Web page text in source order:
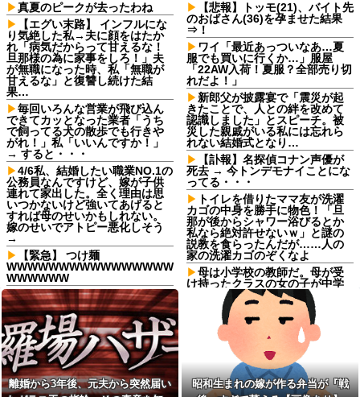
真夏のピークが去ったわね
【エグい末路】 インフルにな
り気絶した私→夫に顔をはたか
れ「病気だからって甘えるな！
旦那様の為に家事をしろ！」夫
が無職になった時、私「無職が
甘えるな」と復讐し続けた結
果…
毎回いろんな営業が飛び込ん
できてカッとなった業者「うち
で飼ってる犬の散歩でも行きや
がれ！」私「いいんですか！」
→ すると・・・
4/6私、結婚したい職業NO.1の
公務員なんですけど、嫁が子供
連れて家出した。全く理由は思
いつかないけど強いてあげると
すれば母のせいかもしれない。
嫁のせいでアトピー悪化しそう
→
【緊急】 つけ麺
WWWWWWWWWWWWWWWW
WWWWWW
「2年間、たぶん1日4回は握っ
てた」ラスベガスで買った3,000
円のキーホルダーを調べたら
友達にフリンしてる事を打ち
明けられた。私もその頃、旦那
とうまくいっておらず...
勝って欲しいスポーツの試合
って私が見ると負けることがす
【悲報】トッモ(21)、バイト先
のおばさん(36)を孕ませた結果
⇒！
ワイ「最近あっついなあ…夏
服でも買いに行くか…」服屋
「22AW入荷！夏服？全部売り切
れだよ！」
新郎父が披露宴で「震災が起
きたことで、人との絆を改めて
認識しました」とスピーチ。被
災した親戚がいる私には忘れら
れない結婚式となり…
【訃報】名探偵コナン声優が
死去 → 今トンデモナイことにな
ってる・・・
トイレを借りたママ友が洗濯
カゴの中身を勝手に物色！「旦
那が後からシャワー浴びるとか
私なら絶対許せないｗ」と謎の
説教を食らったんだが……人の
家の洗濯カゴのぞくなよ
母は小学校の教師だ。母が受
け持ったクラスの女の子が中学
でいじめを受けているようで母
を頼ってくる
【悲報】外国人受け入れ反
対、大幅に増加してしまう。若
い世代で多く、「日本社会には
希望がない」人ほど反対に転じ
る
【画像】このLINEで女がブチ
離婚から3年後、元夫から突然届い
昭和生まれの嫁が作る弁当が『戦